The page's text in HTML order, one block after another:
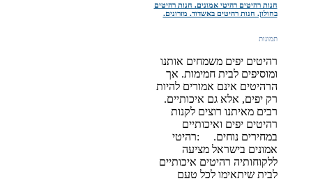
חנות רהיטים רהיטי אמונים. חנות רהיטים
בחולון. חנות רהיטים באשדוד. מזרונים.
תמונות
רהיטים יפים משמחים אותנו
ומוסיפים לבית חמימות. אך
הרהיטים אינם אמורים להיות
רק יפים, אלא גם איכותיים.
רבים מאיתנו רוצים לקנות
רהיטים יפים ואיכותיים
במחירים נוחים. :רהיטי
אמונים בישראל מציעה
ללקוחותיה רהיטים איכותיים
לבית שיתאימו לכל טעם